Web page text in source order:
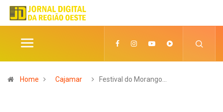
Home Cajamar Festival do Morango…